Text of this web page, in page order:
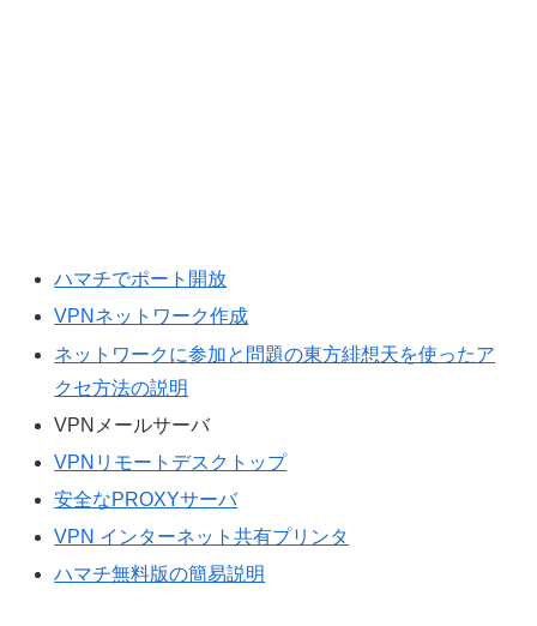
ハマチでポート開放
VPNネットワーク作成
ネットワークに参加と問題の東方緋想天を使ったア
クセ方法の説明
VPNメールサーバ
VPNリモートデスクトップ
安全なPROXYサーバ
VPN インターネット共有プリンタ
ハマチ無料版の簡易説明